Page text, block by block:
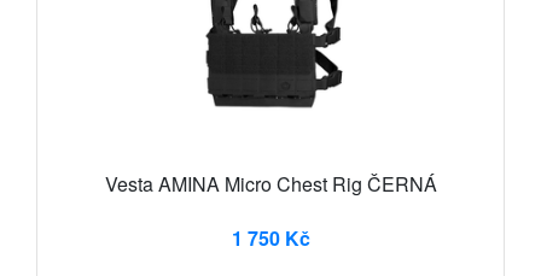
Vesta AMINA Micro Chest Rig ČERNÁ
1 750 Kč